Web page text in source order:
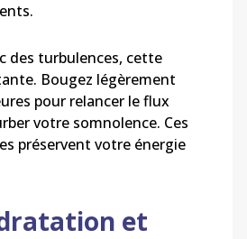
des turbulences, cette
Bougez légèrement
pour relancer le flux
votre somnolence. Ces
préservent votre énergie
et